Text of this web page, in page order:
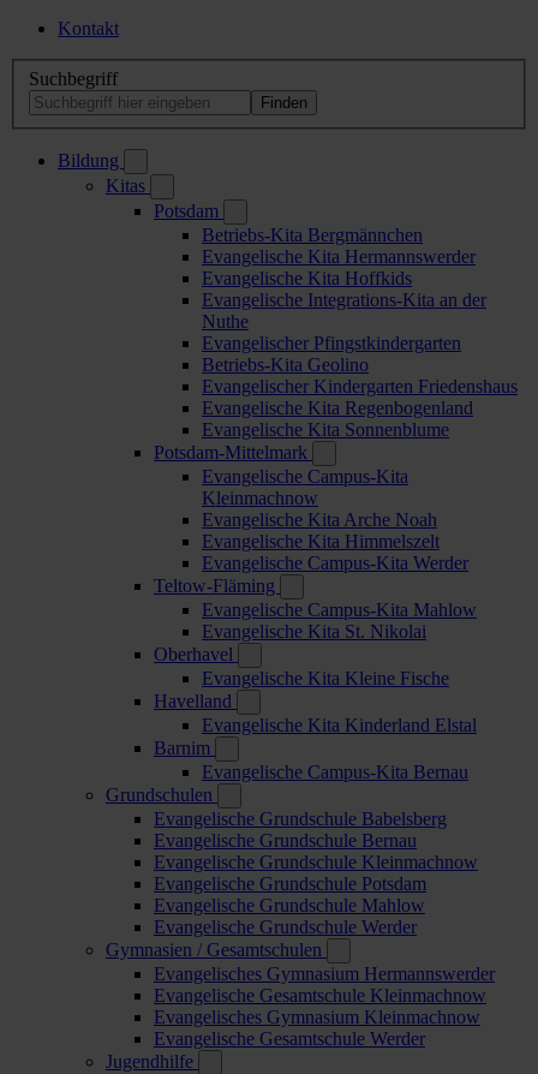
Kontakt
Suchbegriff
Bildung
Kitas
Potsdam
Betriebs-Kita Bergmännchen
Evangelische Kita Hermannswerder
Evangelische Kita Hoffkids
Evangelische Integrations-Kita an der
Nuthe
Evangelischer Pfingstkindergarten
Betriebs-Kita Geolino
Evangelischer Kindergarten Friedenshaus
Evangelische Kita Regenbogenland
Evangelische Kita Sonnenblume
Potsdam-Mittelmark
Evangelische Campus-Kita
Kleinmachnow
Evangelische Kita Arche Noah
Evangelische Kita Himmelszelt
Evangelische Campus-Kita Werder
Teltow-Fläming
Evangelische Campus-Kita Mahlow
Evangelische Kita St. Nikolai
Oberhavel
Evangelische Kita Kleine Fische
Havelland
Evangelische Kita Kinderland Elstal
Barnim
Evangelische Campus-Kita Bernau
Grundschulen
Evangelische Grundschule Babelsberg
Evangelische Grundschule Bernau
Evangelische Grundschule Kleinmachnow
Evangelische Grundschule Potsdam
Evangelische Grundschule Mahlow
Evangelische Grundschule Werder
Gymnasien / Gesamtschulen
Evangelisches Gymnasium Hermannswerder
Evangelische Gesamtschule Kleinmachnow
Evangelisches Gymnasium Kleinmachnow
Evangelische Gesamtschule Werder
Jugendhilfe